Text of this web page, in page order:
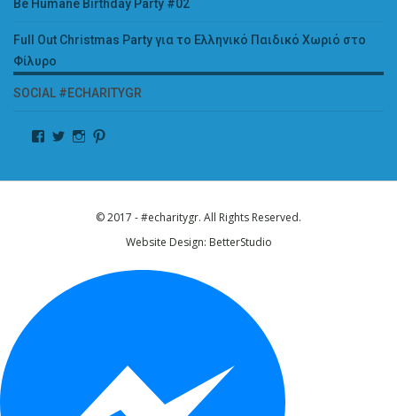
Be Humane Birthday Party #02
Full Out Christmas Party για το Ελληνικό Παιδικό Χωριό στο
Φίλυρο
SOCIAL #ECHARITYGR
© 2017 - #echaritygr. All Rights Reserved.
Website Design: BetterStudio